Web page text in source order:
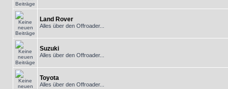
Land Rover
Alles über den Offroader...
Suzuki
Alles über den Offroader...
Toyota
Alles über den Offroader...